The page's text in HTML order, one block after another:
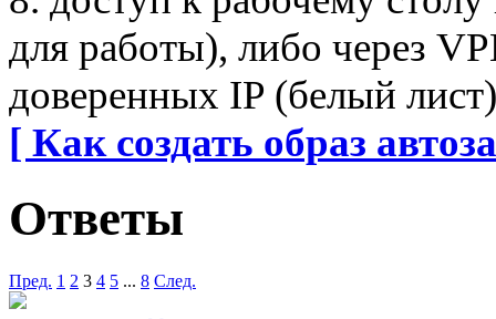
для работы), либо через
доверенных IP (белый
[ Как создать образ
Ответы
Пред. 1 2 3 4 5 ... 8 След.